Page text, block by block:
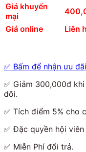
Giá khuyến
mại
Giá online
Liên
✅ Bấm để nhận ưu
✅ Giảm 300,000đ
dõi.
✅ Tích điểm 5% cho
✅ Đặc quyền hội
✅ Miễn Phí đổi trả.